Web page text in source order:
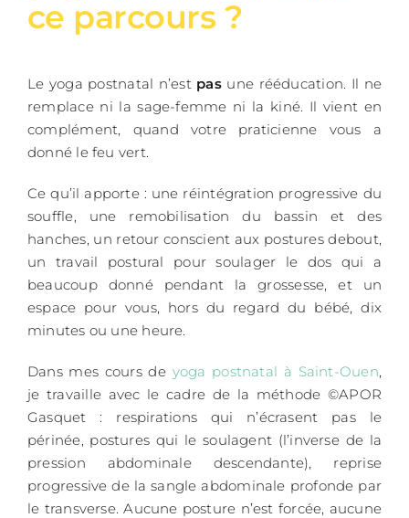
ce parcours ?
Le yoga postnatal n’est pasune rééducation. Il ne
remplace ni la sage-femme ni la kiné. Il vient en
complément, quand votre praticienne vous a
donné le feu vert.
Ce qu’il apporte : une réintégration progressive du
souffle, une remobilisation du bassin et des
hanches, un retour conscient aux postures debout,
un travail postural pour soulager le dos qui a
beaucoup donné pendant la grossesse, et un
espace pour vous, hors du regard du bébé, dix
minutes ou une heure.
Dans mes cours deyoga postnatal à Saint-Ouen,
je travaille avec le cadre de la méthode ©APOR
Gasquet : respirations qui n’écrasent pas le
périnée, postures qui le soulagent (l’inverse de la
pression abdominale descendante), reprise
progressive de la sangle abdominale profonde par
le transverse. Aucune posture n’est forcée, aucune